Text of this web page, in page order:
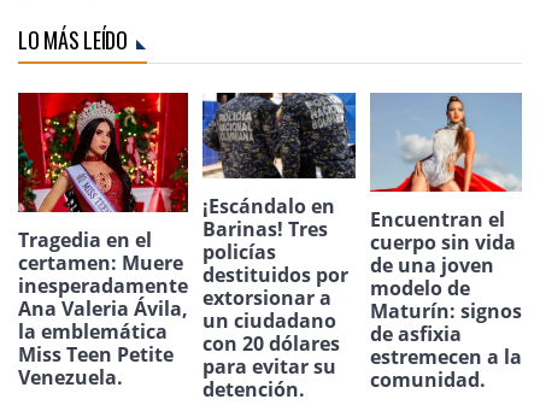
LO MÁS LEÍDO
Tragedia en el
certamen: Muere
inesperadamente
Ana Valeria Ávila,
la emblemática
Miss Teen Petite
Venezuela.
¡Escándalo en
Barinas! Tres
policías
destituidos por
extorsionar a
un ciudadano
con 20 dólares
para evitar su
detención.
Encuentran el
cuerpo sin vida
de una joven
modelo de
Maturín: signos
de asfixia
estremecen a la
comunidad.